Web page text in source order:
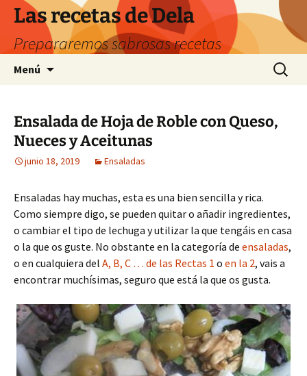
Saltar
contenido
Las recetas de Dela
Prepararemos sabrosas recetas
Menú Buscar:
Ensalada de Hoja de Roble con Queso,
Nueces y Aceitunas
junio 18, 2019 Ensaladas
Ensaladas hay muchas, esta es una bien sencilla y rica.
Como siempre digo, se pueden quitar o añadir ingredientes,
o cambiar el tipo de lechuga y utilizar la que tengáis en casa
o la que os guste. No obstante en la categoría de ensaladas,
o en cualquiera del A, B, C … de las Rectas 1 o en la 2, vais a
encontrar muchísimas, seguro que está la que os gusta.